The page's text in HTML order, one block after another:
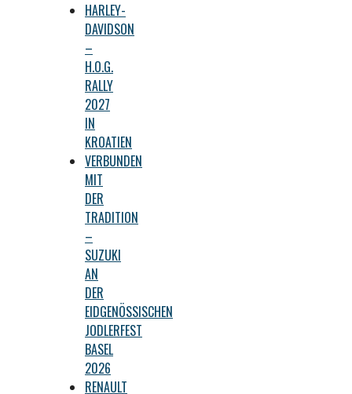
HARLEY-
DAVIDSON
–
H.O.G.
RALLY
2027
IN
KROATIEN
VERBUNDEN
MIT
DER
TRADITION
–
SUZUKI
AN
DER
EIDGENÖSSISCHEN
JODLERFEST
BASEL
2026
RENAULT